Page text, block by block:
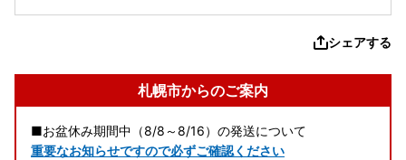
シェアする
札幌市からのご案内
■お盆休み期間中（8/8～8/16）の発送について
重要なお知らせですので必ずご確認ください